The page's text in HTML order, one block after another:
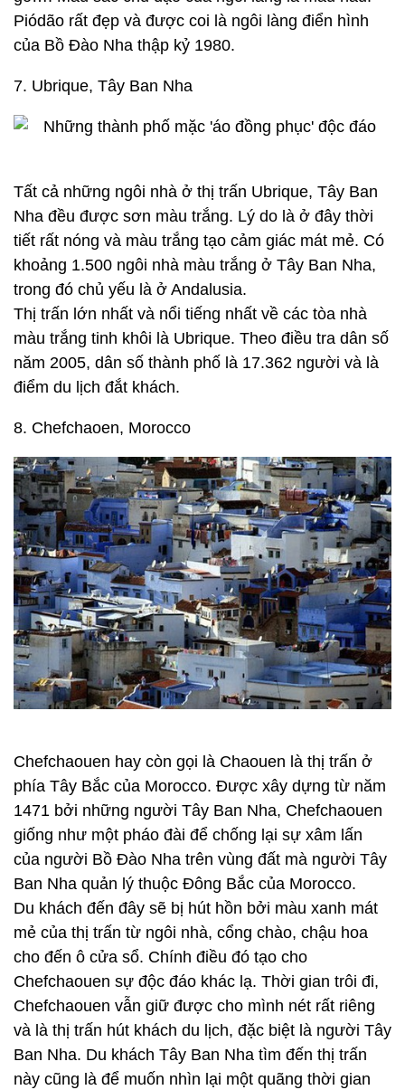
Piódão rất đẹp và được coi là ngôi làng điển hình
của Bồ Đào Nha thập kỷ 1980.
7. Ubrique, Tây Ban Nha
Tất cả những ngôi nhà ở thị trấn Ubrique, Tây Ban
Nha đều được sơn màu trắng. Lý do là ở đây thời
tiết rất nóng và màu trắng tạo cảm giác mát mẻ. Có
khoảng 1.500 ngôi nhà màu trắng ở Tây Ban Nha,
trong đó chủ yếu là ở Andalusia.
Thị trấn lớn nhất và nổi tiếng nhất về các tòa nhà
màu trắng tinh khôi là Ubrique. Theo điều tra dân số
năm 2005, dân số thành phố là 17.362 người và là
điểm du lịch đắt khách.
8. Chefchaoen, Morocco
Chefchaouen hay còn gọi là Chaouen là thị trấn ở
phía Tây Bắc của Morocco. Được xây dựng từ năm
1471 bởi những người Tây Ban Nha, Chefchaouen
giống như một pháo đài để chống lại sự xâm lấn
của người Bồ Đào Nha trên vùng đất mà người Tây
Ban Nha quản lý thuộc Đông Bắc của Morocco.
Du khách đến đây sẽ bị hút hồn bởi màu xanh mát
mẻ của thị trấn từ ngôi nhà, cổng chào, chậu hoa
cho đến ô cửa sổ. Chính điều đó tạo cho
Chefchaouen sự độc đáo khác lạ. Thời gian trôi đi,
Chefchaouen vẫn giữ được cho mình nét rất riêng
và là thị trấn hút khách du lịch, đặc biệt là người Tây
Ban Nha. Du khách Tây Ban Nha tìm đến thị trấn
này cũng là để muốn nhìn lại một quãng thời gian